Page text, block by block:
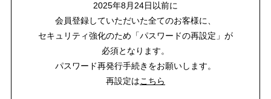
2025年8月24日以前に
会員登録していただいた全てのお客様に、
セキュリティ強化のため「パスワードの再設定」が
必須となります。
パスワード再発行手続きをお願いします。
再設定はこちら